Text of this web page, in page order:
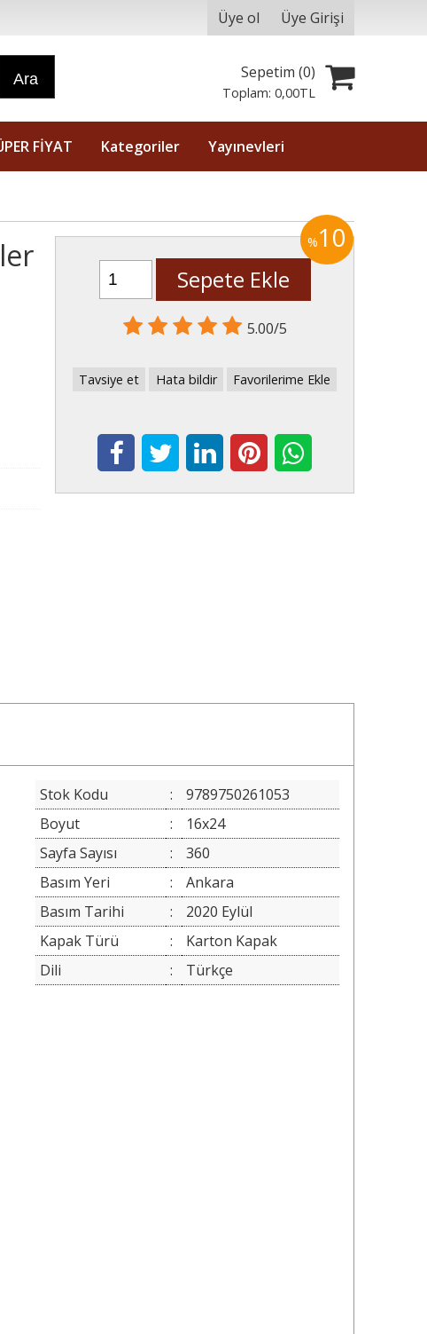
Üye ol Üye Girişi
Ara Sepetim (0)
Toplam:0,00TL
FİYAT Kategoriler Yayınevleri
%10
Sepete Ekle
5.00/5
Tavsiye et Hata bildir Favorilerime Ekle
Stok Kodu :
9789750261053
Boyut
:
16x24
Sayfa Sayısı
:
360
Basım Yeri
:
Ankara
Basım Tarihi
:
2020 Eylül
Kapak Türü
:
Karton Kapak
Dili
: Türkçe